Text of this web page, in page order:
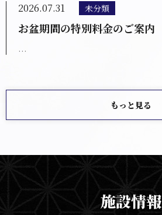
2026.07.31 未分類
お盆期間の特別料金のご案内
...
もっと見る
施設情報